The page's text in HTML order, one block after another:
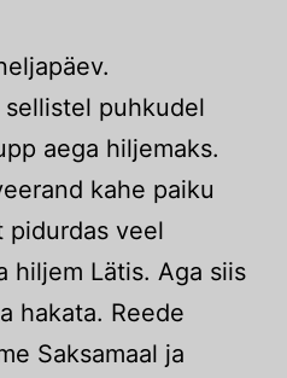
puhkudel
aega hiljemaks.
kahe paiku
pidurdas veel
hiljem Lätis. Aga siis
hakata. Reede
Saksamaal ja